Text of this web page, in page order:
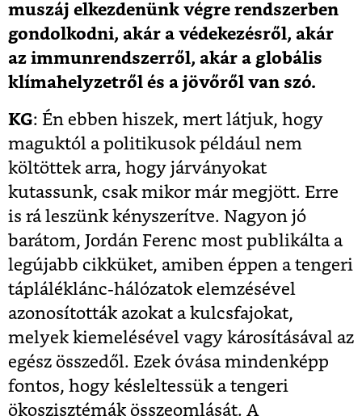
muszáj elkezdenünk végre rendszerben
gondolkodni, akár a védekezésről, akár
az immunrendszerről, akár a globális
klímahelyzetről és a jövőről van szó.
KG: Én ebben hiszek, mert látjuk, hogy
maguktól a politikusok például nem
költöttek arra, hogy járványokat
kutassunk, csak mikor már megjött. Erre
is rá leszünk kényszerítve. Nagyon jó
barátom, Jordán Ferenc most publikálta a
legújabb cikküket, amiben éppen a tengeri
tápláléklánc-hálózatok elemzésével
azonosították azokat a kulcsfajokat,
melyek kiemelésével vagy károsításával az
egész összedől. Ezek óvása mindenképp
fontos, hogy késleltessük a tengeri
ökoszisztémák összeomlását. A